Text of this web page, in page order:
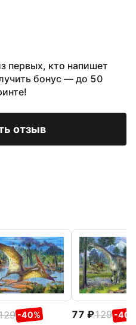
первых, кто напишет
бонус — до 50
отзыв
-40% 77 129 -